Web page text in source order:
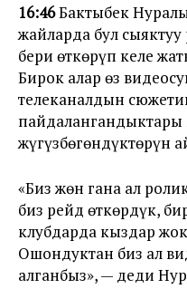
16:46Бактыбек
жайларда бул
бери өткөрүп келе
Бирок алар өз
телеканалдын
пайдалангандыктары
жүгүзбөгөндүктөрүн
«Биз жөн гана ал
биз рейд өткөрдүк,
клубдарда кыздар
Ошондуктан биз ал
алганбыз», — деди